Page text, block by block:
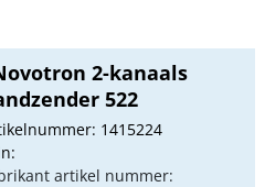
2-kanaals
522
1415224
artikel nummer: